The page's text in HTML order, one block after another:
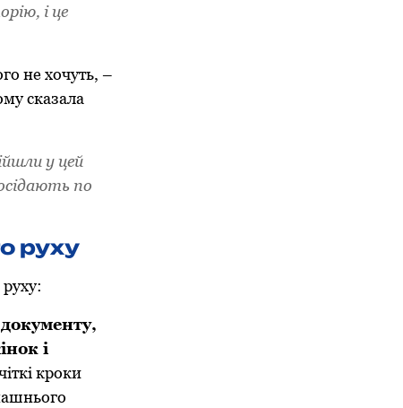
і це
не хочуть, –
сказала
у цей
по
руху
і
кроки